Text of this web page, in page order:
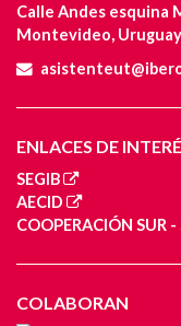
Calle Andes esquina
Montevideo,
ENLACES DE
SEGIB
AECID
COOPERACIÓN SUR -
COLABORAN